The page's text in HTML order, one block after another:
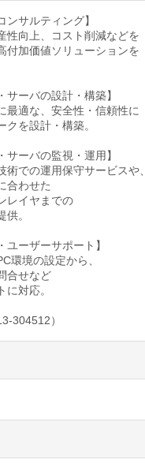
ンサルティング】
性向上、コスト削減などを
付加価値ソリューションを
サーバの設計・構築】
最適な、安全性・信頼性に
クを設計・構築。
サーバの監視・運用】
術での運用保守サービスや、
合わせた
レイヤまでの
。
ユーザーサポート】
環境の設定から、
合せなど
に対応。
304512）